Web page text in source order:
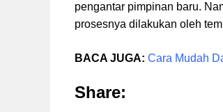
pengantar pimpinan baru.
prosesnya dilakukan oleh
BACA JUGA: Cara Mudah
Share: